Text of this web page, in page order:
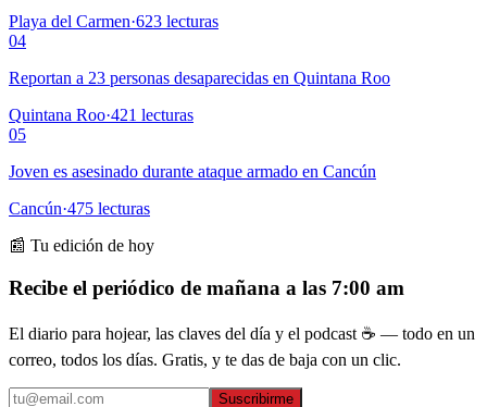
Playa del Carmen·623 lecturas
04
Reportan a 23 personas desaparecidas en Quintana Roo
Quintana Roo·421 lecturas
05
Joven es asesinado durante ataque armado en Cancún
Cancún·475 lecturas
📰 Tu edición de hoy
Recibe el periódico de mañana a las 7:00 am
El diario para hojear, las claves del día y el podcast ☕ — todo en un
correo, todos los días. Gratis, y te das de baja con un clic.
Suscribirme